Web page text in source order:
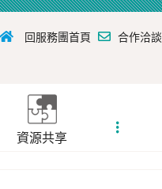
回服務團首頁 合作洽談
資源共享